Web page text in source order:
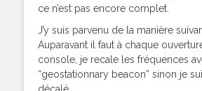
ce n’est pas encore complet.
J’y suis parvenu de la manière
Auparavant il faut à chaque
console, je recale les fréquences
“geostationnary beacon” sinon je
décalé.